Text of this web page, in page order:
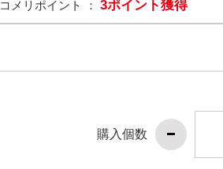
コメリポイント ： 3ポイント獲得
購入個数